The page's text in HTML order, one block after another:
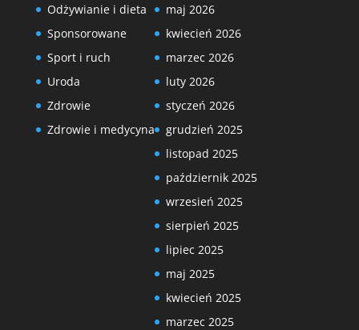
Odżywianie i dieta
Sponsorowane
Sport i ruch
Uroda
Zdrowie
Zdrowie i medycyna
maj 2026
kwiecień 2026
marzec 2026
luty 2026
styczeń 2026
grudzień 2025
listopad 2025
październik 2025
wrzesień 2025
sierpień 2025
lipiec 2025
maj 2025
kwiecień 2025
marzec 2025